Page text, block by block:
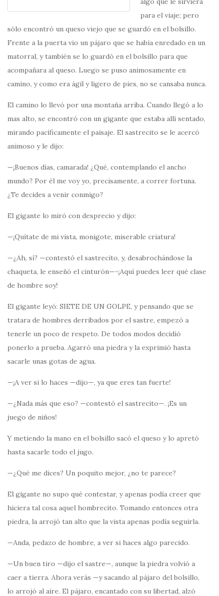
para el viaje; pero
sólo encontró un queso viejo que se guardó en el bolsillo.
Frente a la puerta vio un pájaro que se había enredado en un
matorral, y también se lo guardó en el bolsillo para que
acompañara al queso. Luego se puso animosamente en
camino, y como era ágil y ligero de pies, no se cansaba nunca.
El camino lo llevó por una montaña arriba. Cuando llegó a lo
mas alto, se encontró con un gigante que estaba allí sentado,
mirando pacíficamente el paisaje. El sastrecito se le acercó
animoso y le dijo:
—¡Buenos días, camarada! ¿Qué, contemplando el ancho
mundo? Por él me voy yo, precisamente, a correr fortuna.
¿Te decides a venir conmigo?
El gigante lo miró con desprecio y dijo:
—¡Quítate de mi vista, monigote, miserable criatura!
—¿Ah, sí? —contestó el sastrecito, y, desabrochándose la
chaqueta, le enseñó el cinturón—-¡Aquí puedes leer qué clase
de hombre soy!
El gigante leyó: SIETE DE UN GOLPE, y pensando que se
tratara de hombres derribados por el sastre, empezó a
tenerle un poco de respeto. De todos modos decidió
ponerlo a prueba. Agarró una piedra y la exprimió hasta
sacarle unas gotas de agua.
—¡A ver si lo haces —dijo—, ya que eres tan fuerte!
—¿Nada más que eso? —contestó el sastrecito—. ¡Es un
juego de niños!
Y metiendo la mano en el bolsillo sacó el queso y lo apretó
hasta sacarle todo el jugo.
—¿Qué me dices? Un poquito mejor, ¿no te parece?
El gigante no supo qué contestar, y apenas podía creer que
hiciera tal cosa aquel hombrecito. Tomando entonces otra
piedra, la arrojó tan alto que la vista apenas podía seguirla.
—Anda, pedazo de hombre, a ver si haces algo parecido.
—Un buen tiro —dijo el sastre—, aunque la piedra volvió a
caer a tierra. Ahora verás —y sacando al pájaro del bolsillo,
lo arrojó al aire. El pájaro, encantado con su libertad, alzó